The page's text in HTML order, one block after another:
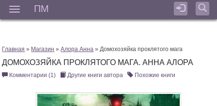
ПМ
Главная » Магазин »Алора Анна » Домохозяйка проклятого мага
ДОМОХОЗЯЙКА ПРОКЛЯТОГО МАГА. АННА АЛОРА
Комментарии (1) Другие книги автора Похожие книги